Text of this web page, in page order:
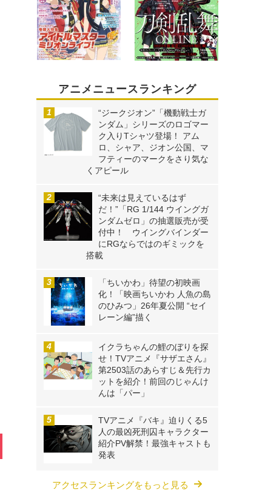
アニメニュースランキング
“ジークジオン”「機動戦士ガ
ンダム」シリーズのロゴマー
ク入りTシャツ登場！ アム
ロ、シャア、ジオン公国、マ
フティーのマークをさり気な
くアピール
“未来は見えているはず
だ！”「RG 1/144 ウイングガ
ンダムゼロ」の抽選販売が受
付中！ ウイングバインダー
にRGならではのギミックを
搭載
「ちいかわ」待望の初映画
化！「映画ちいかわ 人魚の島
のひみつ」26年夏公開 “セイ
レーン編”描く
イクラちゃんの鯉のぼりを探
せ！TVアニメ『サザエさん』
第2503話のあらすじ＆先行カ
ットを紹介！前回のじゃんけ
んは「パー」
TVアニメ『バキ』迫りくる5
人の最凶死刑囚キャラクター
紹介PV解禁！最強キャストも
発表
アクセスランキングをもっと見る